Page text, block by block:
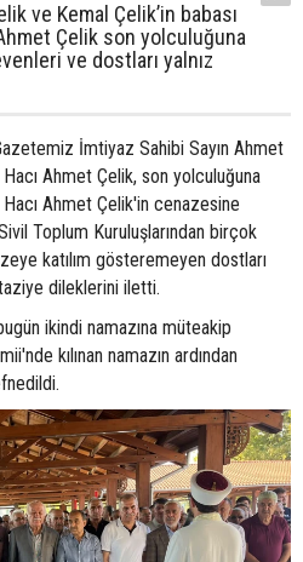
ve Kemal Çelik’in babası
Çelik son yolculuğuna
ve dostları yalnız
İmtiyaz Sahibi Sayın Ahmet
Ahmet Çelik, son yolculuğuna
Ahmet Çelik'in cenazesine
Toplum Kuruluşlarından birçok
katılım gösteremeyen dostları
dileklerini iletti.
ikindi namazına müteakip
kılınan namazın ardından